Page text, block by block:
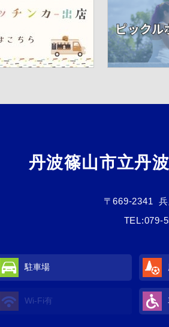
丹波篠山市立丹
〒669-2341
TEL:079-
駐車場
Wi-Fi有